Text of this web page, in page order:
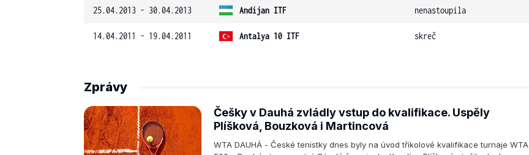
25.04.2013 - 30.04.2013 Andijan ITF nenastoupila
14.04.2011 - 19.04.2011 Antalya 10 ITF skreč
Zprávy
Češky v Dauhá zvládly vstup do kvalifikace. Uspěly
Plíšková, Bouzková i Martincová
WTA DAUHÁ - České tenistky dnes byly na úvod tříkolové kvalifikace turnaje WTA